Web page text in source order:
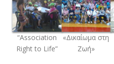
“Association
Right to Life”
«Δικαίωμα στη
Ζωή»